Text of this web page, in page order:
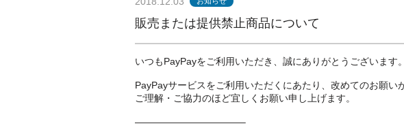
販売または提供禁止商品について
いつもPayPayをご利用いただき、誠にありがとうございます。
PayPayサービスをご利用いただくにあたり、改めてのお願い
ご理解・ご協力のほど宜しくお願い申し上げます。
———————————–